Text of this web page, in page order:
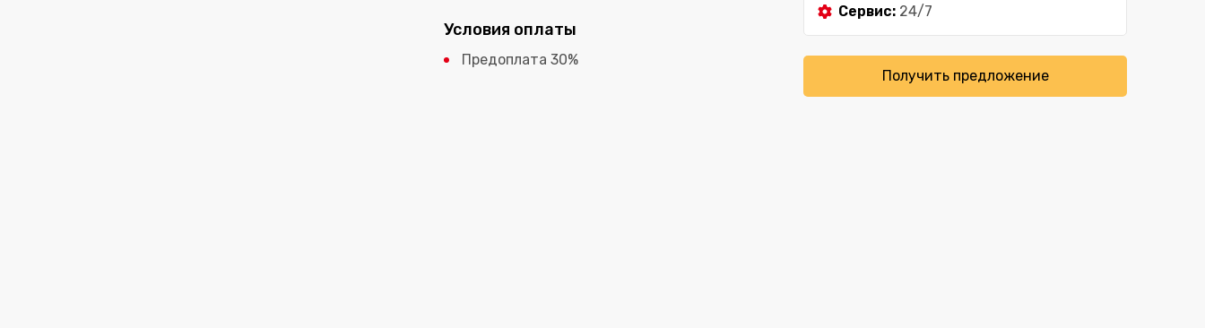
Условия оплаты
Предоплата 30%
Сервис: 24/7
Получить предложение